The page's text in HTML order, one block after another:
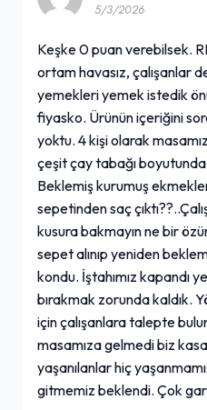
5/3/2026
Keşke 0 puan verebilsek.
ortam havasız, çalışanlar
yemekleri yemek istedik
fiyasko. Ürünün içeriğini
yoktu. 4 kişi olarak
çeşit çay tabağı
Beklemiş kurumuş
sepetinden saç
kusura bakmayın ne bir
sepet alınıp yeniden
kondu. İştahımız kapandı
bırakmak zorunda kaldık.
için çalışanlara talepte
masamıza gelmedi biz
yaşanılanlar hiç
gitmemiz beklendi. Çok